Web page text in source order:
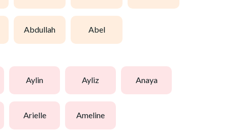
abdullah abel
aylin ayliz anaya
arielle ameline